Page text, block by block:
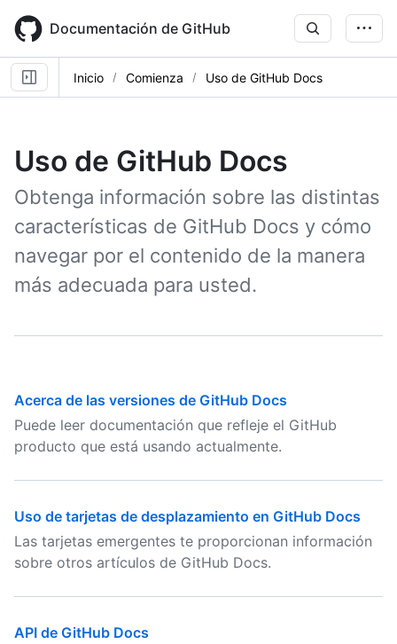
main
content
Documentación de GitHub
Inicio Comienza Uso de GitHub Docs
Uso de GitHub Docs
Obtenga información sobre las distintas
características de GitHub Docs y cómo
navegar por el contenido de la manera
más adecuada para usted.
Acerca de las versiones de GitHub Docs
Puede leer documentación que refleje el GitHub
producto que está usando actualmente.
Uso de tarjetas de desplazamiento en GitHub Docs
Las tarjetas emergentes te proporcionan información
sobre otros artículos de GitHub Docs.
API de GitHub Docs